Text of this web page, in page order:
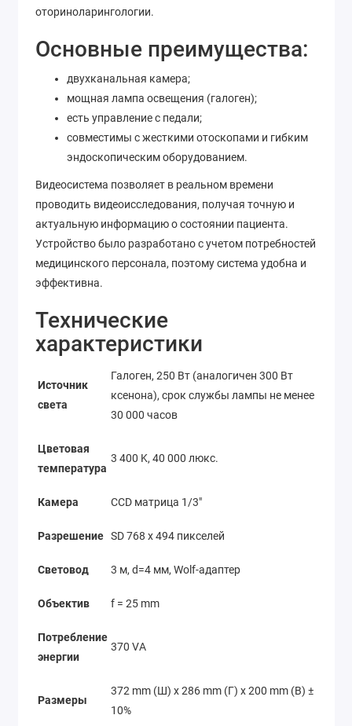
оториноларингологии.
Основные преимущества:
двухканальная камера;
мощная лампа освещения (галоген);
есть управление с педали;
совместимы с жесткими отоскопами и гибким
эндоскопическим оборудованием.
Видеосистема позволяет в реальном времени
проводить видеоисследования, получая точную и
актуальную информацию о состоянии пациента.
Устройство было разработано с учетом потребностей
медицинского персонала, поэтому система удобна и
эффективна.
Технические
характеристики
Источник
света
Галоген, 250 Вт (аналогичен 300 Вт
ксенона), срок службы лампы не менее
30 000 часов
Цветовая
температура
3 400 K, 40 000 люкс.
Камера CCD матрица 1/3"
Разрешение SD 768 x 494 пикселей
Световод 3 м, d=4 мм, Wolf-адаптер
Объектив f = 25 mm
Потребление
энергии
370 VA
Размеры
372 mm (Ш) x 286 mm (Г) x 200 mm (В) ±
10%